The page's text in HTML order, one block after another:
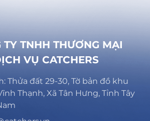
TY TNHH THƯƠNG MẠI
VỤ CATCHERS
Thửa đất 29-30, Tờ bản đồ khu
Thạnh, Xã Tân Hưng, Tỉnh Tây